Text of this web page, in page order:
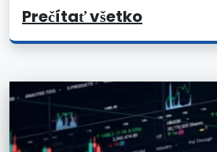
Prečítať všetko